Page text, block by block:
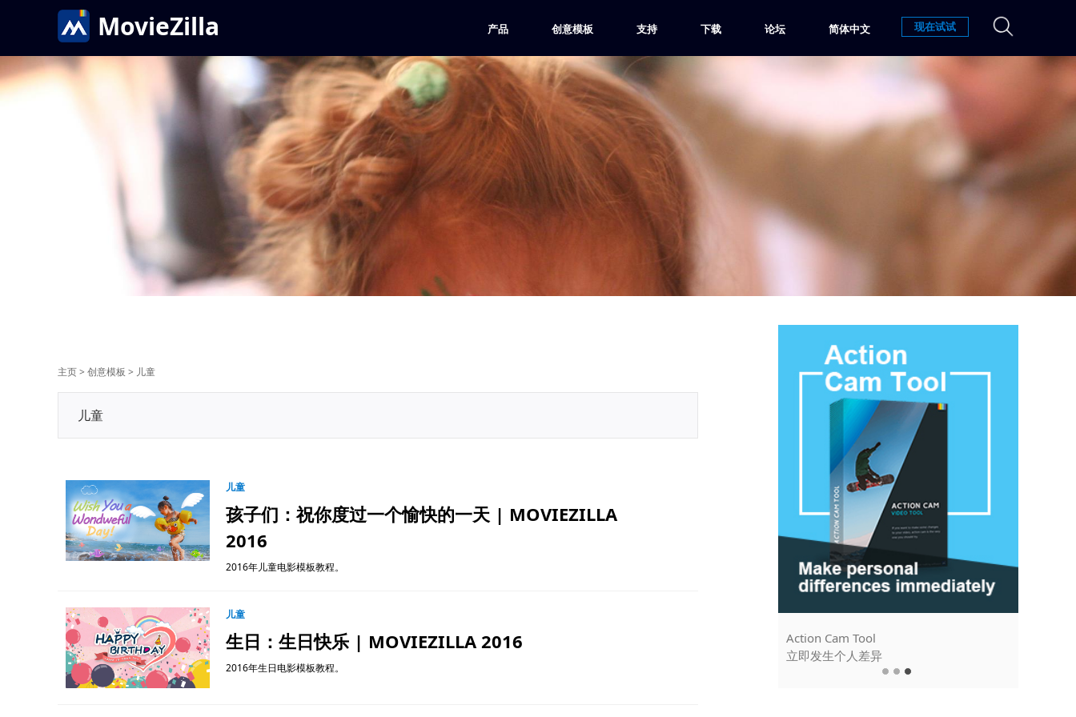
MovieZilla 产品 创意模板 支持 下载 论坛 简体中文 现在试试
主页> 创意模板 > 儿童
儿童
儿童
孩子们：祝你度过一个愉快的一天 | MOVIEZILLA
2016
2016年儿童电影模板教程。
儿童
生日：生日快乐 | MOVIEZILLA 2016
2016年生日电影模板教程。
Action Cam Tool
立即发生个人差异
MovieZilla
快速，轻松的电影制作
Action Cam Tool
立即发生个人差异